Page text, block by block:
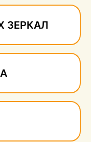
ЗЕРКАЛ